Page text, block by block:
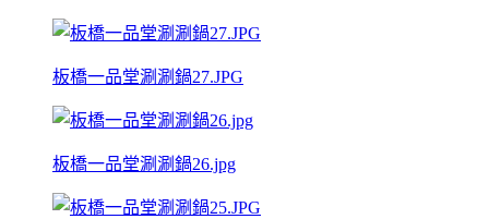
板橋一品堂涮涮鍋27.JPG
板橋一品堂涮涮鍋26.jpg